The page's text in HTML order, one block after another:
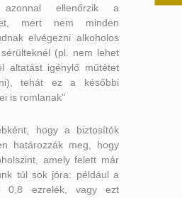
ellenőrzik a
mert nem minden
elvégezni alkoholos
(pl. nem lehet
altatást igénylő műtétet
tehát ez a későbbi
is romlanak"
hogy a biztosítók
határozzák meg, hogy
amely felett már
túl sok jóra: például a
0,8 ezrelék, vagy ezt